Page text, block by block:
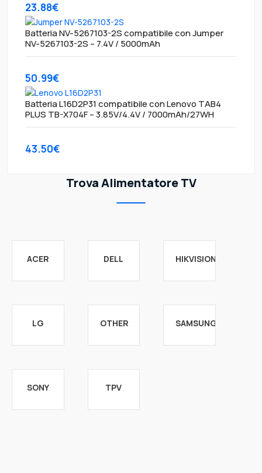
23.88€
Batteria NV-5267103-2S compatibile con Jumper
NV-5267103-2S – 7.4V / 5000mAh
50.99€
Batteria L16D2P31 compatibile con Lenovo TAB4
PLUS TB-X704F – 3.85V/4.4V / 7000mAh/27WH
43.50€
Trova Alimentatore TV
ACER DELL HIKVISION
LG OTHER SAMSUNG
SONY TPV